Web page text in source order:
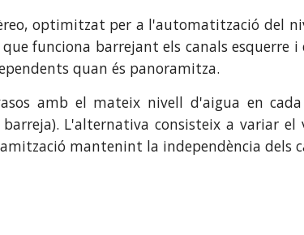
optimitzat per a l'automatització del
funciona barrejant els canals esquerre
quan és panoramitza.
amb el mateix nivell d'aigua en
L'alternativa consisteix a variar
mantenint la independència dels